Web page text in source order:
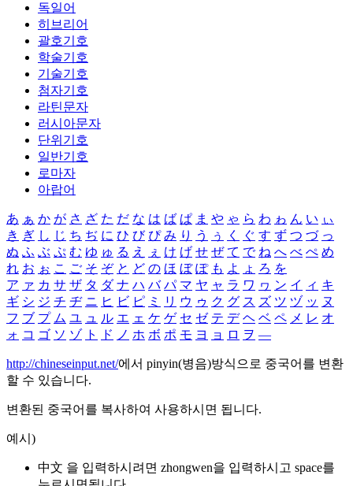
독일어
히브리어
괄호기호
학술기호
기술기호
첨자기호
라틴문자
러시아문자
단위기호
일반기호
로마자
아랍어
あ ぁ か が さ ざ た だ な は ば ぱ ま や ゃ ら わ ゎ ん い ぃ
き ぎ し じ ち ぢ に ひ び ぴ み り う ぅ く ぐ す ず つ づ っ
ぬ ふ ぶ ぷ む ゆ ゅ る え ぇ け げ せ ぜ て で ね へ べ ぺ め
れ お ぉ こ ご そ ぞ と ど の ほ ぼ ぽ も よ ょ ろ を
ア ァ カ サ ザ タ ダ ナ ハ バ パ マ ヤ ャ ラ ワ ヮ ン イ ィ キ
ギ シ ジ チ ヂ ニ ヒ ビ ピ ミ リ ウ ゥ ク グ ス ズ ツ ヅ ッ ヌ
フ ブ プ ム ユ ュ ル エ ェ ケ ゲ セ ゼ テ デ ヘ ベ ペ メ レ オ
ォ コ ゴ ソ ゾ ト ド ノ ホ ボ ポ モ ヨ ョ ロ ヲ ―
http://chineseinput.net/에서 pinyin(병음)방식으로 중국어를 변환
할 수 있습니다.
변환된 중국어를 복사하여 사용하시면 됩니다.
예시)
中文 을 입력하시려면 zhongwen을 입력하시고 space를